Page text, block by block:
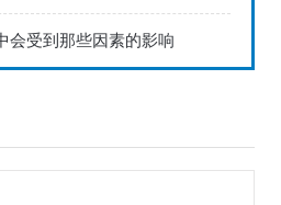
会受到那些因素的影响